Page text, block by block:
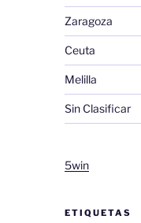
Zaragoza
Ceuta
Melilla
Sin Clasificar
5win
ETIQUETAS